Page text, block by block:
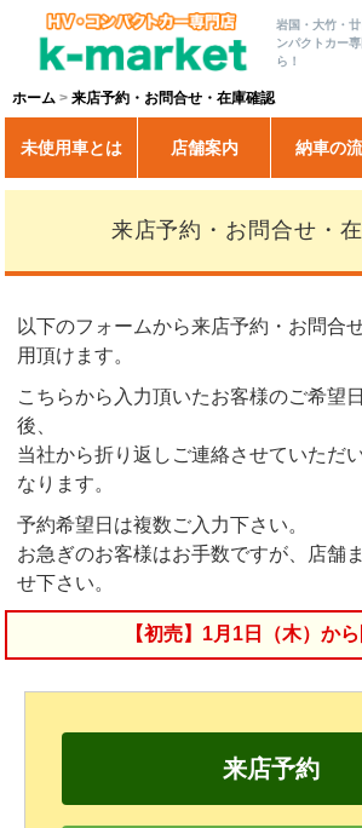
岩国・大竹・
ンパクトカー
ら！
ホーム 来店予約・お問合せ・在庫確認
未使用車とは 店舗案内 納車の
来店予約・お問合せ・
以下のフォームから来店予約・お問合
用頂けます。
こちらから入力頂いたお客様のご希望
後、
当社から折り返しご連絡させていただ
なります。
予約希望日は複数ご入力下さい。
お急ぎのお客様はお手数ですが、店舗
せ下さい。
【初売】1月1日（木）から
来店予約